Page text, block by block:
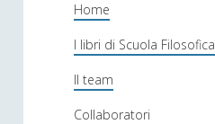
o
l
a
Home
I libri di Scuola Filosofica
Il team
Collaboratori